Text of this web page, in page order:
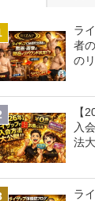
ラ
者
の
【
入
法
ラ